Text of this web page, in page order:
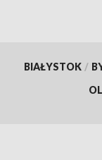
BIAŁYSTOK /